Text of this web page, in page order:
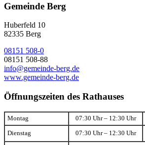
Gemeinde Berg
Huberfeld 10
82335 Berg
08151 508-0
08151 508-88
info@gemeinde-berg.de
www.gemeinde-berg.de
Öffnungszeiten des Rathauses
Montag 07:30 Uhr – 12:30 Uhr
Dienstag 07:30 Uhr – 12:30 Uhr